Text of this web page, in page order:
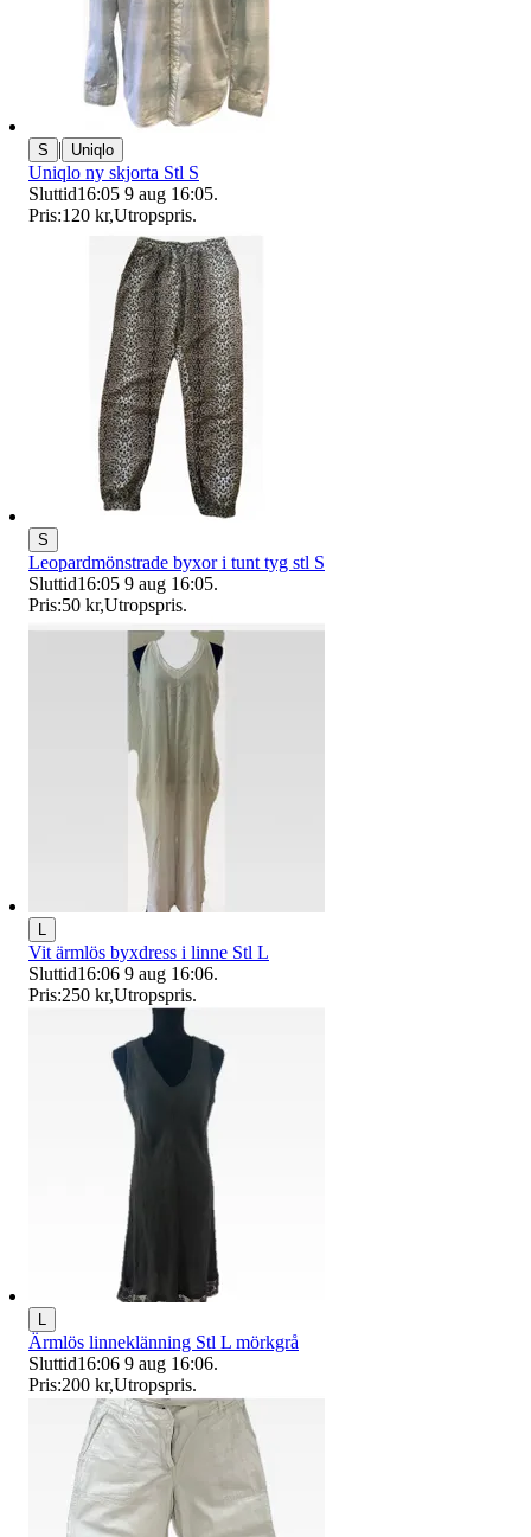
S | Uniqlo
Uniqlo ny skjorta Stl S
Sluttid16:05 9 aug 16:05.
Pris:120 kr,Utropspris.
S
Leopardmönstrade byxor i tunt tyg stl S
Sluttid16:05 9 aug 16:05.
Pris:50 kr,Utropspris.
Vit ärmlös byxdress i linne Stl L
Sluttid16:06 9 aug 16:06.
Pris:250 kr,Utropspris.
Ärmlös linneklänning Stl L mörkgrå
Sluttid16:06 9 aug 16:06.
Pris:200 kr,Utropspris.